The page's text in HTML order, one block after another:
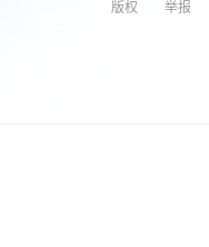
举报
版权